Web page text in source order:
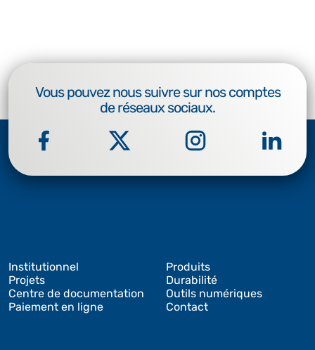
Vous pouvez nous suivre sur nos comptes
de réseaux sociaux.
Institutionnel
Produits
Projets
Durabilité
Centre de documentation
Outils numériques
Paiement en ligne
Contact